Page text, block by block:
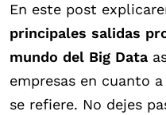
En este post
principales salidas
mundo del Big Data
empresas en cuanto
se refiere. No dejes